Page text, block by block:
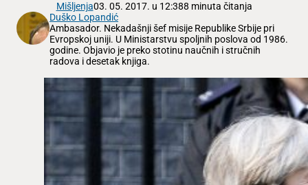
Mišljenja03. 05. 2017. u 12:388 minuta čitanja
Duško Lopandić
Ambasador. Nekadašnji šef misije Republike Srbije pri
Evropskoj uniji. U Ministarstvu spoljnih poslova od 1986.
godine. Objavio je preko stotinu naučnih i stručnih
radova i desetak knjiga.